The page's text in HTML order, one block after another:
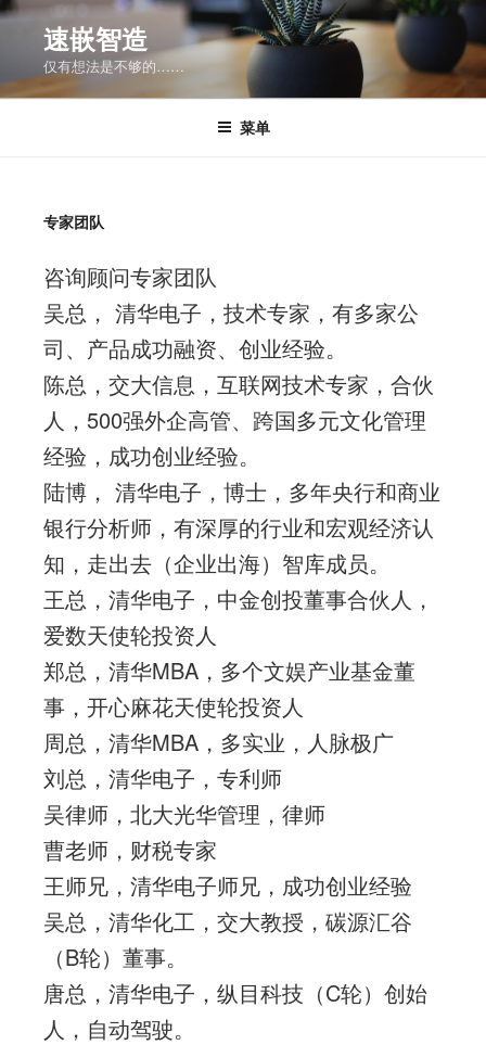
跳
内
速嵌智造
仅有想法是不够的……
菜单
专家团队
咨询顾问专家团队
吴总， 清华电子，技术专家，有多家公
司、产品成功融资、创业经验。
陈总，交大信息，互联网技术专家，合伙
人，500强外企高管、跨国多元文化管理
经验，成功创业经验。
陆博， 清华电子，博士，多年央行和商业
银行分析师，有深厚的行业和宏观经济认
知，走出去（企业出海）智库成员。
王总，清华电子，中金创投董事合伙人，
爱数天使轮投资人
郑总，清华MBA，多个文娱产业基金董
事，开心麻花天使轮投资人
周总，清华MBA，多实业，人脉极广
刘总，清华电子，专利师
吴律师，北大光华管理，律师
曹老师，财税专家
王师兄，清华电子师兄，成功创业经验
吴总，清华化工，交大教授，碳源汇谷
（B轮）董事。
唐总，清华电子，纵目科技（C轮）创始
人，自动驾驶。